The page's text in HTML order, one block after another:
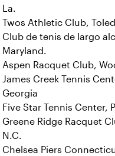
La.
Twos Athletic Club,
Club de tenis de largo
Maryland.
Aspen Racquet Club,
James Creek Tennis
Georgia
Five Star Tennis Center,
Greene Ridge Racquet
N.C.
Chelsea Piers